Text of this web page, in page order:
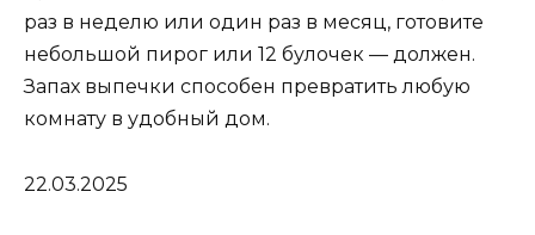
раз в неделю или один раз в месяц, готовите
небольшой пирог или 12 булочек — должен.
Запах выпечки способен превратить любую
комнату в удобный дом.
22.03.2025